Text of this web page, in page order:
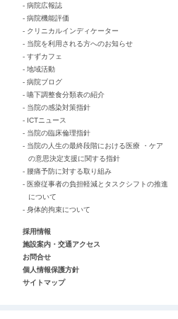
- 病院広報誌
- 病院機能評価
- クリニカルインディケーター
- 当院を利用される方へのお知らせ
- すずカフェ
- 地域活動
- 病院ブログ
- 嚥下調整食分類表の紹介
- 当院の感染対策指針
- ICTニュース
- 当院の臨床倫理指針
- 当院の人生の最終段階における医療 ・ケア
の意思決定支援に関する指針
- 腰痛予防に対する取り組み
- 医療従事者の負担軽減とタスクシフトの推進
について
- 身体的拘束について
採用情報
施設案内・交通アクセス
お問合せ
個人情報保護方針
サイトマップ